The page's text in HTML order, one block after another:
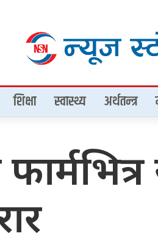
शिक्षा स्वास्थ्य अर्थतन्त्र